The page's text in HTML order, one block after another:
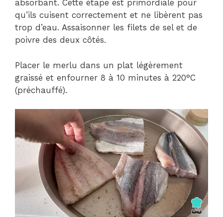
absorbant. Cette étape est primordiale pour
qu’ils cuisent correctement et ne libèrent pas
trop d’eau. Assaisonner les filets de sel et de
poivre des deux côtés.
Placer le merlu dans un plat légèrement
graissé et enfourner 8 à 10 minutes à 220°C
(préchauffé).